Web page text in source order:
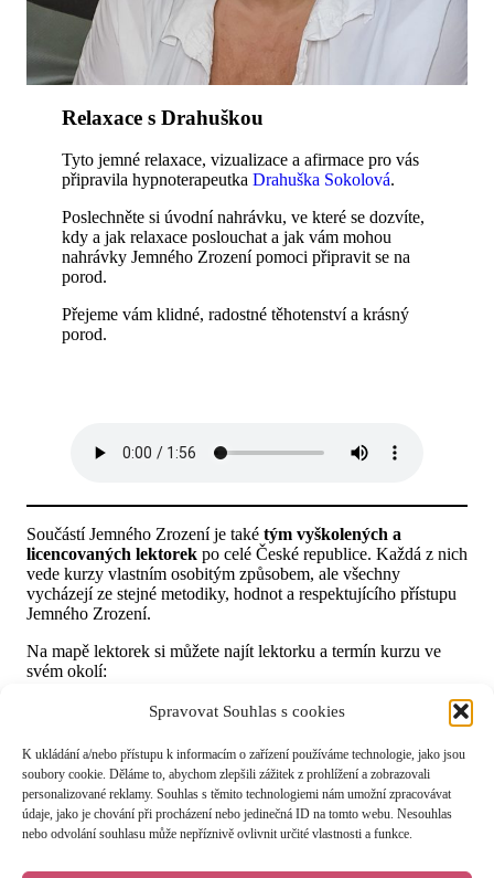
Spravovat Souhlas s cookies
K ukládání a/nebo přístupu k informacím o zařízení používáme technologie, jako jsou
soubory cookie. Děláme to, abychom zlepšili zážitek z prohlížení a zobrazovali
personalizované reklamy. Souhlas s těmito technologiemi nám umožní zpracovávat
údaje, jako je chování při procházení nebo jedinečná ID na tomto webu. Nesouhlas
nebo odvolání souhlasu může nepříznivě ovlivnit určité vlastnosti a funkce.
Relaxace s Drahuškou
Tyto jemné relaxace, vizualizace a afirmace pro vás
připravila hypnoterapeutka Drahuška Sokolová.
Poslechněte si úvodní nahrávku, ve které se dozvíte,
kdy a jak relaxace poslouchat a jak vám mohou
nahrávky Jemného Zrození pomoci připravit se na
porod.
Přejeme vám klidné, radostné těhotenství a krásný
porod.
Součástí Jemného Zrození je také tým vyškolených a
licencovaných lektorek po celé České republice. Každá z nich
vede kurzy vlastním osobitým způsobem, ale všechny
vycházejí ze stejné metodiky, hodnot a respektujícího přístupu
Jemného Zrození.
Na mapě lektorek si můžete najít lektorku a termín kurzu ve
svém okolí:
Najít lektorku ve svém okolí
Zpět na Kurz